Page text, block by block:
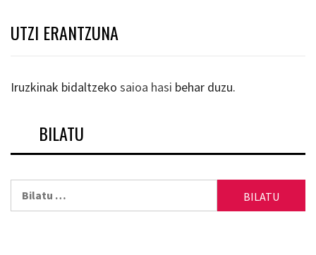
UTZI ERANTZUNA
Iruzkinak bidaltzeko saioa hasi behar duzu.
BILATU